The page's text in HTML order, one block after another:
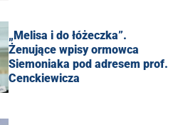
„Melisa i do łóżeczka”.
Żenujące wpisy ormowca
Siemoniaka pod adresem prof.
Cenckiewicza